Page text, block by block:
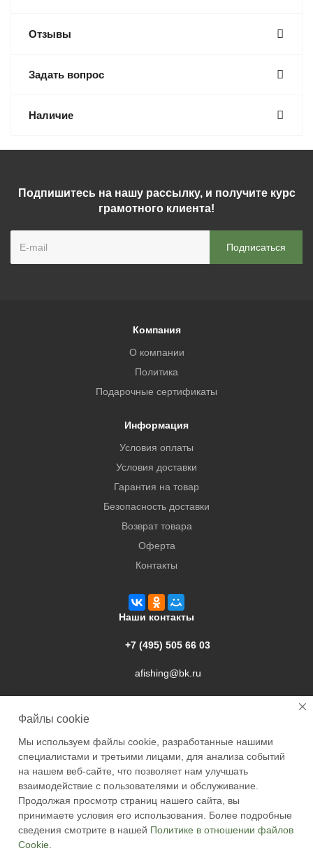
Отзывы
Задать вопрос
Наличие
Подпишитесь на нашу рассылку, и получите курс
грамотного клиента!
Компания
О компании
Политика
Подарочные сертификаты
Информация
Условия оплаты
Условия доставки
Гарантия на товар
Безопасность доставки
Возврат товара
Оферта
Контакты
Наши контакты
+7 (495) 505 66 03
afishing@bk.ru
2026 © Academyfishing - продажа товаров для рыбалки по
Москве и России
Файлы cookie
Мы используем файлы cookie, разработанные нашими
специалистами и третьими лицами, для анализа событий
на нашем веб-сайте, что позволяет нам улучшать
взаимодействие с пользователями и обслуживание.
Продолжая просмотр страниц нашего сайта, вы
принимаете условия его использования. Более подробные
сведения смотрите в нашей Политике в отношении файлов
Cookie